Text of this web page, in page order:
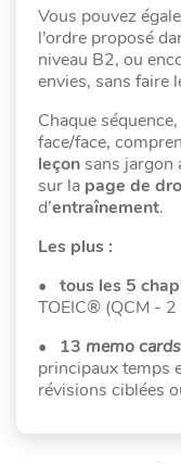
Vous pouvez
l’ordre proposé
niveau B2, ou
envies, sans faire
Chaque
face/face,
leçonsans jargon
sur la page de
d’entraînement.
Les plus :
• tous les 5
TOEIC® (QCM -
• 13 memo cards
principaux temps
révisions ciblées